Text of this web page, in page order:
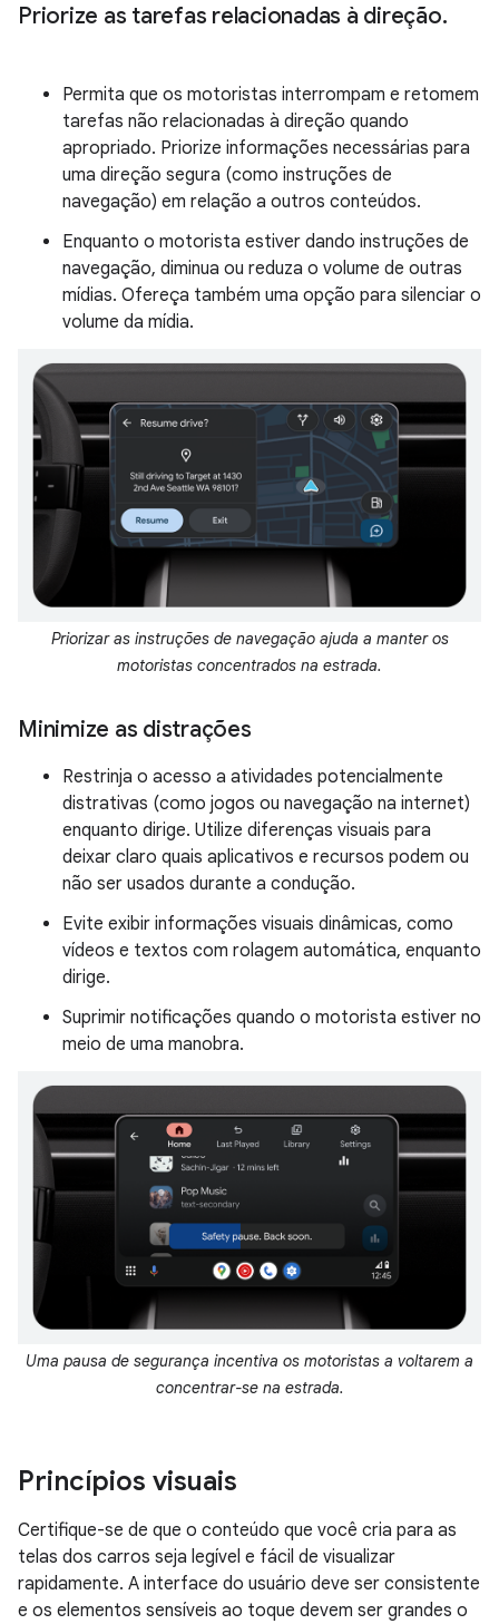
Priorize as tarefas relacionadas à direção.
Permita que os motoristas interrompam e retomem
tarefas não relacionadas à direção quando
apropriado. Priorize informações necessárias para
uma direção segura (como instruções de
navegação) em relação a outros conteúdos.
Enquanto o motorista estiver dando instruções de
navegação, diminua ou reduza o volume de outras
mídias. Ofereça também uma opção para silenciar o
volume da mídia.
Priorizar as instruções de navegação ajuda a manter os
motoristas concentrados na estrada.
Minimize as distrações
Restrinja o acesso a atividades potencialmente
distrativas (como jogos ou navegação na internet)
enquanto dirige. Utilize diferenças visuais para
deixar claro quais aplicativos e recursos podem ou
não ser usados ​​durante a condução.
Evite exibir informações visuais dinâmicas, como
vídeos e textos com rolagem automática, enquanto
dirige.
Suprimir notificações quando o motorista estiver no
meio de uma manobra.
Uma pausa de segurança incentiva os motoristas a voltarem a
concentrar-se na estrada.
Princípios visuais
Certifique-se de que o conteúdo que você cria para as
telas dos carros seja legível e fácil de visualizar
rapidamente. A interface do usuário deve ser consistente
e os elementos sensíveis ao toque devem ser grandes o